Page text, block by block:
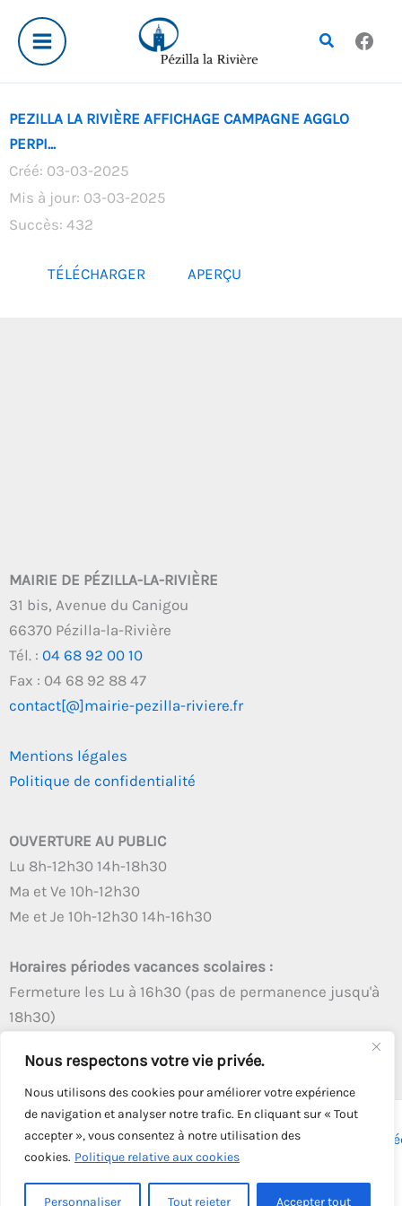
Nous respectons votre vie privée.
Nous utilisons des cookies pour améliorer votre expérience
de navigation et analyser notre trafic. En cliquant sur « Tout
accepter », vous consentez à notre utilisation des
cookies. Politique relative aux cookies
Personnaliser Tout rejeter Accepter tout
contenu
Rechercher
PEZILLA LA RIVIÈRE AFFICHAGE CAMPAGNE AGGLO
PERPI...
Créé: 03-03-2025
Mis à jour: 03-03-2025
Succès: 432
TÉLÉCHARGER APERÇU
MAIRIE DE PÉZILLA-LA-RIVIÈRE
31 bis, Avenue du Canigou
66370 Pézilla-la-Rivière
Tél. : 04 68 92 00 10
Fax : 04 68 92 88 47
contact[@]mairie-pezilla-riviere.fr
Mentions légales
Politique de confidentialité
OUVERTURE AU PUBLIC
Lu 8h-12h30 14h-18h30
Ma et Ve 10h-12h30
Me et Je 10h-12h30 14h-16h30
Horaires périodes vacances scolaires :
Fermeture les Lu à 16h30 (pas de permanence jusqu'à
18h30)
Copyright © 2026 - Tous droits réservés - | Webmaster
Solution